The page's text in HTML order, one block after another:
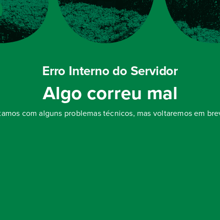
Erro Interno do Servidor
Algo correu mal
com alguns problemas técnicos, mas voltaremos em